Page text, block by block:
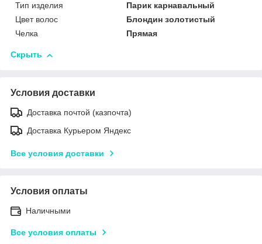
Тип изделия
Парик карнавальный
Цвет волос
Блондин золотистый
Челка
Прямая
Скрыть
Условия доставки
Доставка почтой (казпочта)
Доставка Курьером Яндекс
Все условия доставки
Условия оплаты
Наличными
Все условия оплаты